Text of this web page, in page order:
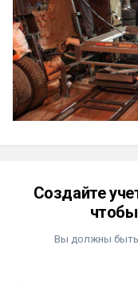
Создайте
Вы должны быть